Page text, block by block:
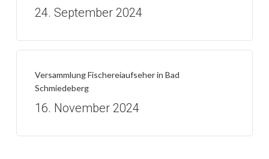
24. September 2024
Versammlung Fischereiaufseher in Bad
Schmiedeberg
16. November 2024